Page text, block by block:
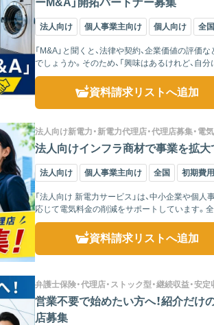
法人向け 個人事業主向け 個人向け 全国
「M&A」と聞くと、法律や契約、企業価値の評
資料請求リストへ追加
法人向け新電力・新電力代理店・代理店募集・電
法人向けインフラ商材で事業を拡大
法人向け 個人事業主向け 全国 初期費
「法人向け 新電力サービス」は、中小企業や個
応じて電気料金の削減をサポートしています。
品質を維持した...
資料請求リストへ追加
弁護士保険・代理店・ストック型・継続収益・安定
営業不要で始めたい方へ！紹介だけ
店募集